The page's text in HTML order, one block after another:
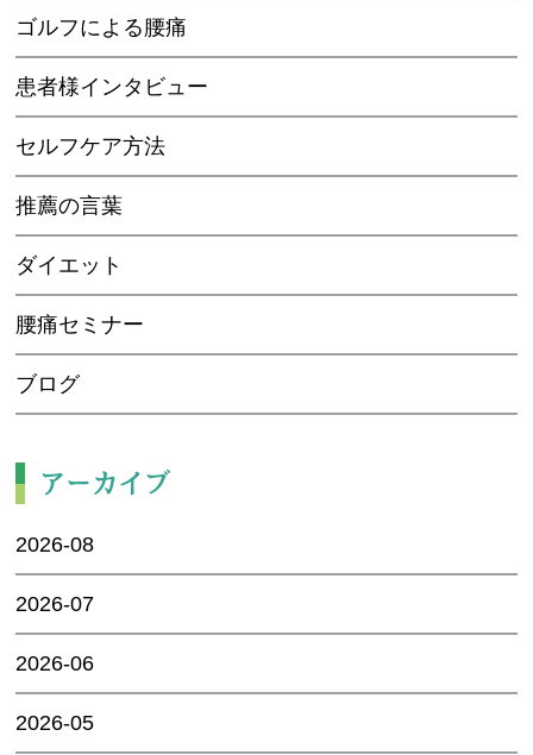
ゴルフによる腰痛
患者様インタビュー
セルフケア方法
推薦の言葉
ダイエット
腰痛セミナー
ブログ
アーカイブ
2026-08
2026-07
2026-06
2026-05